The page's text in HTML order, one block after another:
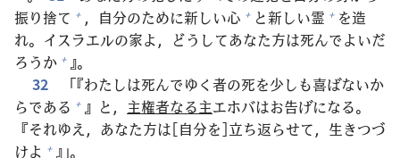
振り捨て + ， 自分のために新しい心 + と新しい霊 + を造
れ。イスラエルの家よ，どうしてあなた方は死んでよいだ
ろうか + 』。
32
「『わたしは死んでゆく 者の死を少しも喜ばないか
らである + 』と， 主権者なる主エホバはお告げになる。
『それゆえ，あなた方は[自分を]立ち返らせて， 生きつづ
けよ + 』」。